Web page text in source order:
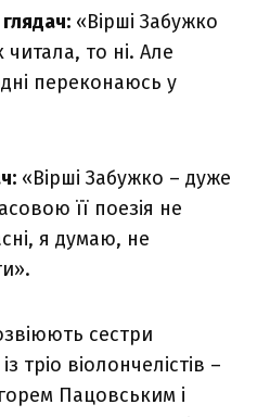
«Вірші Забужко
читала, то ні. Але
переконаюсь у
«Вірші Забужко – дуже
її поезія не
я думаю, не
сестри
тріо віолончелістів –
Пацовським і